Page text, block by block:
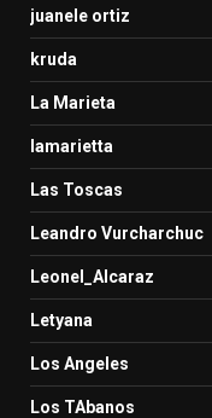
juanele ortiz
kruda
La Marieta
lamarietta
Las Toscas
Leandro Vurcharchuc
Leonel_Alcaraz
Letyana
Los Angeles
Los TAbanos